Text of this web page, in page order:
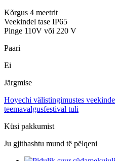
Kõrgus 4 meetrit
Veekindel tase IP65
Pinge 110V või 220 V
Paari
Ei
Järgmise
Hoyechi välistingimustes
teemavalgusfestival tuli
Küsi pakkumist
Ju gjithashtu mund të pëlqeni